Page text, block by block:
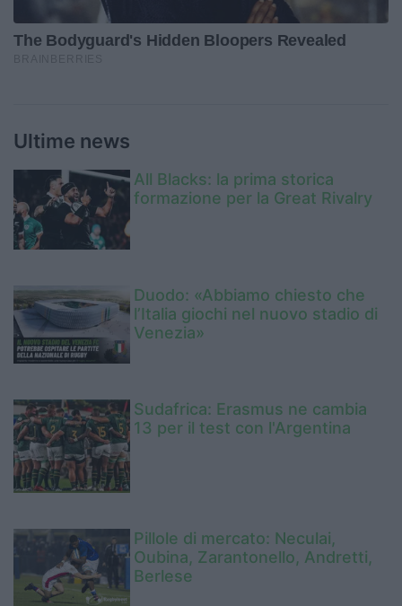
Ultime news
All Blacks: la prima storica
formazione per la Great Rivalry
Duodo: «Abbiamo chiesto che
l’Italia giochi nel nuovo stadio di
Venezia»
Sudafrica: Erasmus ne cambia
13 per il test con l'Argentina
Pillole di mercato: Neculai,
Oubina, Zarantonello, Andretti,
Berlese